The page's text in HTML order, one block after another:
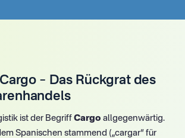
– Das Rückgrat des
ist der Begriff Cargo allgegenwärtig.
Spanischen stammend („cargar“ für